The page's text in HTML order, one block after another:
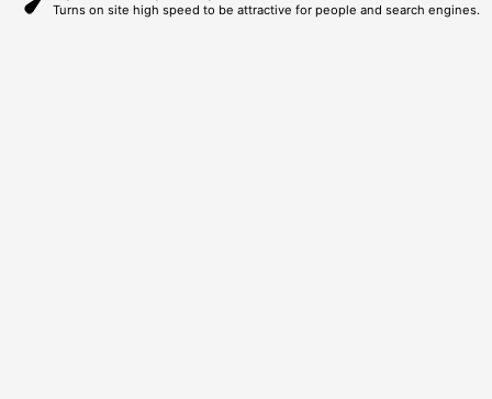
Turns on site high speed to be attractive for people and search engines.